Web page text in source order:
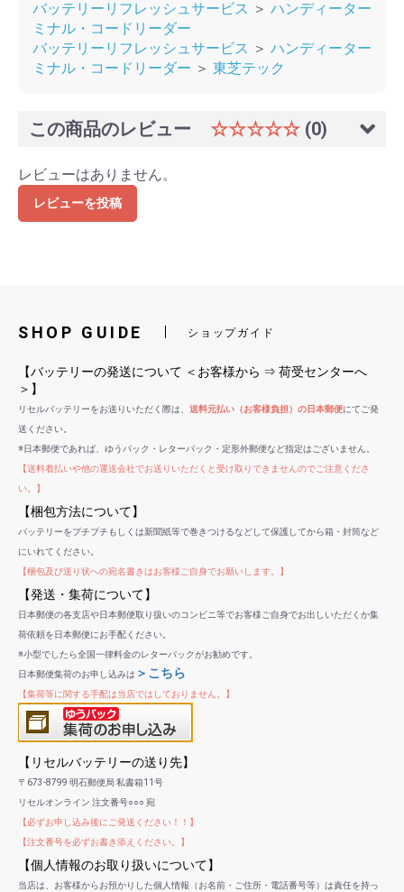
バッテリーリフレッシュサービス ＞ ハンディーター
ミナル・コードリーダー
バッテリーリフレッシュサービス ＞ ハンディーター
ミナル・コードリーダー ＞ 東芝テック
この商品のレビュー ☆☆☆☆☆ (0)
レビューはありません。
レビューを投稿
SHOP GUIDE ショップガイド
【バッテリーの発送について ＜お客様から ⇒ 荷受センターへ
＞】
リセルバッテリーをお送りいただく際は、 送料元払い（お客様負担）の日本郵便にてご発
送ください。
※日本郵便であれば、ゆうパック・レターパック・定形外郵便など指定はございません。
【送料着払いや他の運送会社でお送りいただくと受け取りできませんのでご注意くださ
い。】
【梱包方法について】
バッテリーをプチプチもしくは新聞紙等で巻きつけるなどして保護してから箱・封筒など
にいれてください。
【梱包及び送り状への宛名書きはお客様ご自身でお願いします。】
【発送・集荷について】
日本郵便の各支店や日本郵便取り扱いのコンビニ等でお客様ご自身でお出しいただくか集
荷依頼を日本郵便にお手配ください。
※小型でしたら全国一律料金のレターパックがお勧めです。
日本郵便集荷のお申し込みは ＞こちら
【集荷等に関する手配は当店ではしておりません。】
【リセルバッテリーの送り先】
〒673-8799 明石郵便局 私書箱11号
リセルオンライン 注文番号○○○ 宛
【必ずお申し込み後にご発送ください！！】
【注文番号を必ずお書き添えください。】
【個人情報のお取り扱いについて】
当店は、お客様からお預かりした個人情報（お名前・ご住所・電話番号等）は責任を持っ